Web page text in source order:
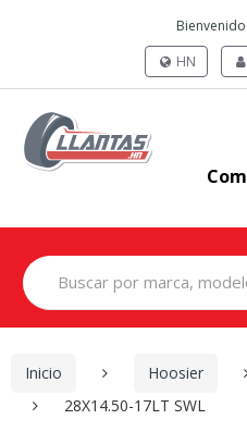
HN
Search
for:
Inicio Hoosier
28X14.50-17LT SWL